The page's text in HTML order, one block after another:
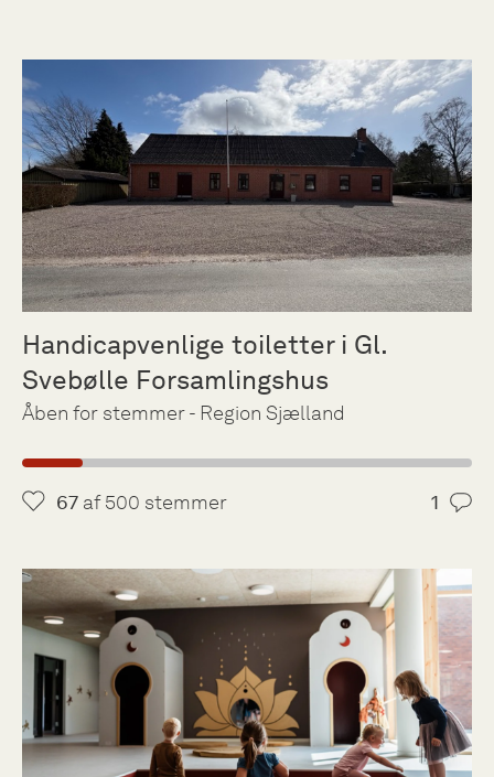
Handicapvenlige toiletter i Gl.
Svebølle Forsamlingshus
Åben for stemmer - Region Sjælland
67af 500 stemmer 1